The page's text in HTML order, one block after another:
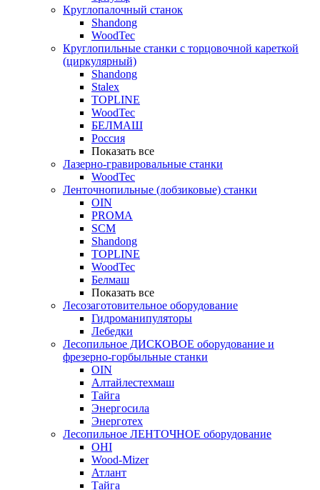
Круглопалочный станок
Shandong
WoodTec
Круглопильные станки с торцовочной кареткой
(циркулярный)
Shandong
Stalex
TOPLINE
WoodTec
БЕЛМАШ
Россия
Показать все
Лазерно-гравировальные станки
WoodTec
Ленточнопильные (лобзиковые) станки
OIN
PROMA
SCM
Shandong
TOPLINE
WoodTec
Белмаш
Показать все
Лесозаготовительное оборудование
Гидроманипуляторы
Лебедки
Лесопильное ДИСКОВОЕ оборудование и
фрезерно-горбыльные станки
OIN
Алтайлестехмаш
Тайга
Энергосила
Энерготех
Лесопильное ЛЕНТОЧНОЕ оборудование
OHI
Wood-Mizer
Атлант
Тайга